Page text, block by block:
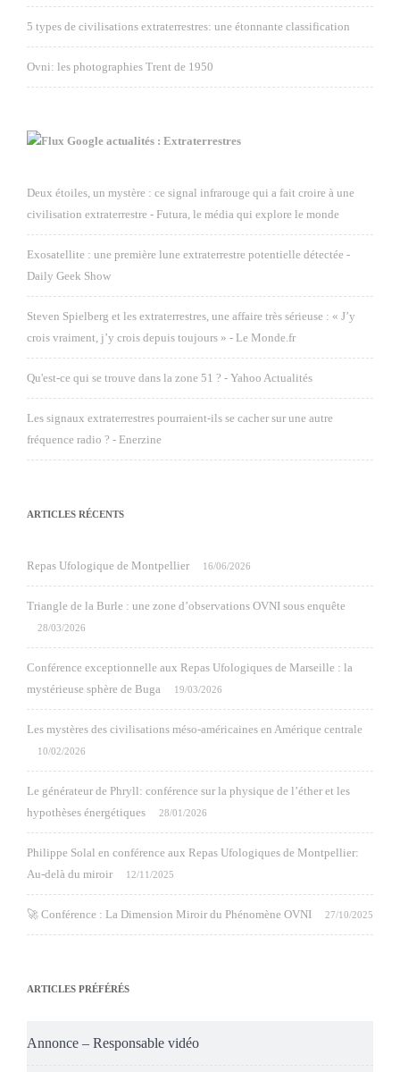
5 types de civilisations extraterrestres: une étonnante classification
Ovni: les photographies Trent de 1950
Google actualités : Extraterrestres
Deux étoiles, un mystère : ce signal infrarouge qui a fait croire à une
civilisation extraterrestre - Futura, le média qui explore le monde
Exosatellite : une première lune extraterrestre potentielle détectée -
Daily Geek Show
Steven Spielberg et les extraterrestres, une affaire très sérieuse : « J’y
crois vraiment, j’y crois depuis toujours » - Le Monde.fr
Qu'est-ce qui se trouve dans la zone 51 ? - Yahoo Actualités
Les signaux extraterrestres pourraient-ils se cacher sur une autre
fréquence radio ? - Enerzine
ARTICLES RÉCENTS
Repas Ufologique de Montpellier 16/06/2026
Triangle de la Burle : une zone d’observations OVNI sous enquête
28/03/2026
Conférence exceptionnelle aux Repas Ufologiques de Marseille : la
mystérieuse sphère de Buga
19/03/2026
Les mystères des civilisations méso-américaines en Amérique centrale
10/02/2026
Le générateur de Phryll: conférence sur la physique de l’éther et les
hypothèses énergétiques
28/01/2026
Philippe Solal en conférence aux Repas Ufologiques de Montpellier:
Au-delà du miroir
12/11/2025
🚀 Conférence : La Dimension Miroir du Phénomène OVNI 27/10/2025
ARTICLES PRÉFÉRÉS
Annonce – Responsable vidéo